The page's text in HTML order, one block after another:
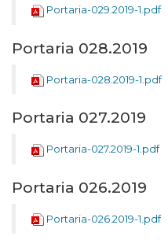
Portaria-029.2019-1.pdf
Portaria 028.2019
Portaria-028.2019-1.pdf
Portaria 027.2019
Portaria-027.2019-1.pdf
Portaria 026.2019
Portaria-026.2019-1.pdf